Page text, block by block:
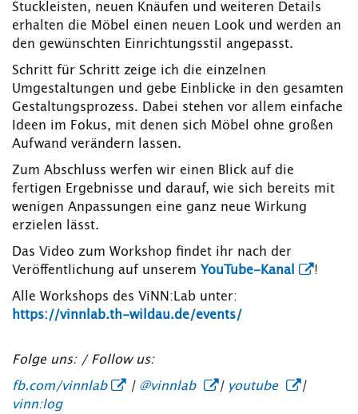
Stuckleisten, neuen Knäufen und weiteren Details
erhalten die Möbel einen neuen Look und werden an
den gewünschten Einrichtungsstil angepasst.
Schritt für Schritt zeige ich die einzelnen
Umgestaltungen und gebe Einblicke in den gesamten
Gestaltungsprozess. Dabei stehen vor allem einfache
Ideen im Fokus, mit denen sich Möbel ohne großen
Aufwand verändern lassen.
Zum Abschluss werfen wir einen Blick auf die
fertigen Ergebnisse und darauf, wie sich bereits mit
wenigen Anpassungen eine ganz neue Wirkung
erzielen lässt.
Das Video zum Workshop findet ihr nach der
Veröffentlichung auf unserem YouTube-Kanal !
Alle Workshops des ViNN:Lab unter:
https://vinnlab.th-wildau.de/events/
Folge uns: / Follow us:
fb.com/vinnlab | @vinnlab | youtube
|
vinn:log